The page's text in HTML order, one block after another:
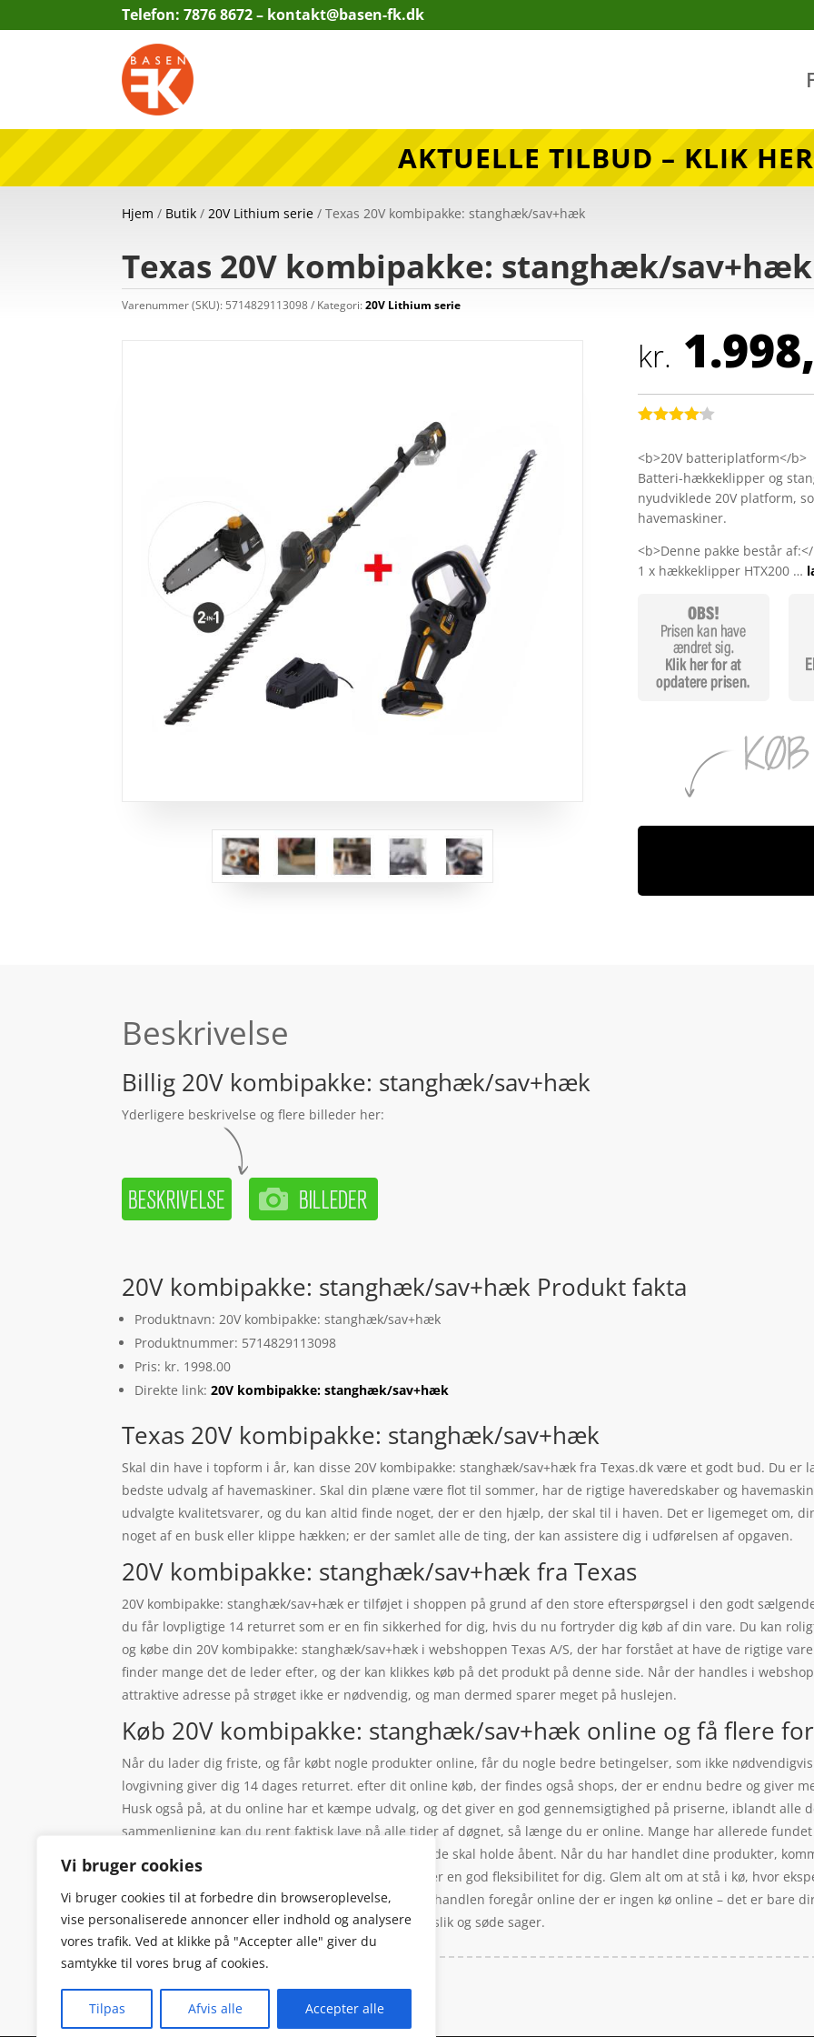
Vi bruger cookies
Vi bruger cookies til at forbedre din browseroplevelse,
vise personaliserede annoncer eller indhold og analysere
vores trafik. Ved at klikke på "Accepter alle" giver du
samtykke til vores brug af cookies.
Tilpas Afvis alle Accepter alle
Telefon: 7876 8672 – kontakt@basen-fk.dk
AKTUELLE TILBUD – KLIK
Hjem / Butik / 20V Lithium serie / Texas 20V kombipakke: stanghæk/sav+hæk
Texas 20V kombipakke: stanghæk/sav+hæk
Varenummer (SKU): 5714829113098 Kategori:20V Lithium serie
kr.
ud af 5
baseret
på
kundebedø
mmelser
<b>20V batteriplatform</b>
Batteri-hækkeklipper og
nyudviklede 20V platform,
havemaskiner.
<b>Denne pakke består
1 x hækkeklipper HTX200 …
Beskrivelse
Billig 20V kombipakke: stanghæk/sav+hæk
Yderligere beskrivelse og flere billeder her:
20V kombipakke: stanghæk/sav+hæk Produkt fakta
Produktnavn: 20V kombipakke: stanghæk/sav+hæk
Produktnummer: 5714829113098
Pris: kr. 1998.00
Direkte link:20V kombipakke: stanghæk/sav+hæk
Texas 20V kombipakke: stanghæk/sav+hæk
Skal din have i topform i år, kan disse 20V kombipakke: stanghæk/sav+hæk fra Texas.dk være et godt bud. Du er
bedste udvalg af havemaskiner. Skal din plæne være flot til sommer, har de rigtige haveredskaber og
udvalgte kvalitetsvarer, og du kan altid finde noget, der er den hjælp, der skal til i haven. Det er ligemeget om,
noget af en busk eller klippe hækken; er der samlet alle de ting, der kan assistere dig i udførelsen af opgaven.
20V kombipakke: stanghæk/sav+hæk fra Texas
20V kombipakke: stanghæk/sav+hæk er tilføjet i shoppen på grund af den store efterspørgsel i den godt
du får lovpligtige 14 returret som er en fin sikkerhed for dig, hvis du nu fortryder dig køb af din vare. Du kan
og købe din 20V kombipakke: stanghæk/sav+hæk i webshoppen Texas A/S, der har forstået at have de rigtige
finder mange det de leder efter, og der kan klikkes køb på det produkt på denne side. Når der handles i
attraktive adresse på strøget ikke er nødvendig, og man dermed sparer meget på huslejen.
Køb 20V kombipakke: stanghæk/sav+hæk online og få flere
Når du lader dig friste, og får købt nogle produkter online, får du nogle bedre betingelser, som ikke
lovgivning giver dig 14 dages returret. efter dit online køb, der findes også shops, der er endnu bedre og giver
Husk også på, at du online har et kæmpe udvalg, og det giver en god gennemsigtighed på priserne, iblandt alle
sammenligning kan du rent faktisk lave på alle tider af døgnet, så længe du er online. Mange har allerede
skulle indrette sig efter, hvornår butikkerne synes, de skal holde åbent. Når du har handlet dine produkter,
valgt at få dem sendt hen til dit arbejde, og det giver en god fleksibilitet for dig. Glem alt om at stå i kø, hvor
høre, hvorfor prisen ikke går ind til det rigtige. Når handlen foregår online der er ingen kø online – det er bare
du skrigende unger, der plager deres forældre om slik og søde sager.